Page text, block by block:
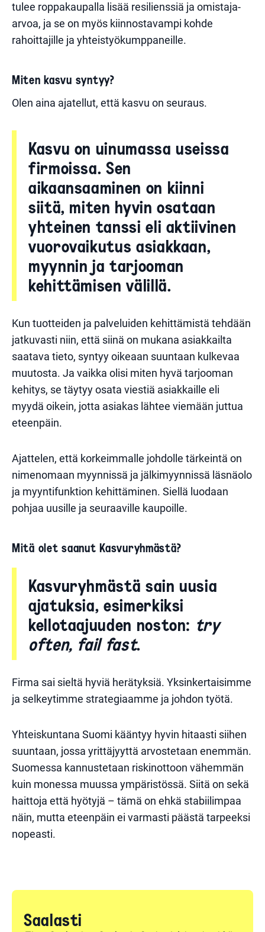
tulee roppakaupalla lisää resilienssiä ja omistaja-
arvoa, ja se on myös kiinnostavampi kohde
rahoittajille ja yhteistyökumppaneille.
Miten kasvu syntyy?
Olen aina ajatellut, että kasvu on seuraus.
Kasvu on uinumassa useissa
firmoissa. Sen
aikaansaaminen on kiinni
siitä, miten hyvin osataan
yhteinen tanssi eli aktiivinen
vuorovaikutus asiakkaan,
myynnin ja tarjooman
kehittämisen välillä.
Kun tuotteiden ja palveluiden kehittämistä tehdään
jatkuvasti niin, että siinä on mukana asiakkailta
saatava tieto, syntyy oikeaan suuntaan kulkevaa
muutosta. Ja vaikka olisi miten hyvä tarjooman
kehitys, se täytyy osata viestiä asiakkaille eli
myydä oikein, jotta asiakas lähtee viemään juttua
eteenpäin.
Ajattelen, että korkeimmalle johdolle tärkeintä on
nimenomaan myynnissä ja jälkimyynnissä läsnäolo
ja myyntifunktion kehittäminen. Siellä luodaan
pohjaa uusille ja seuraaville kaupoille.
Mitä olet saanut Kasvuryhmästä?
Kasvuryhmästä sain uusia
ajatuksia, esimerkiksi
kellotaajuuden noston: try
often, fail fast.
Firma sai sieltä hyviä herätyksiä. Yksinkertaisimme
ja selkeytimme strategiaamme ja johdon työtä.
Yhteiskuntana Suomi kääntyy hyvin hitaasti siihen
suuntaan, jossa yrittäjyyttä arvostetaan enemmän.
Suomessa kannustetaan riskinottoon vähemmän
kuin monessa muussa ympäristössä. Siitä on sekä
haittoja että hyötyjä – tämä on ehkä stabiilimpaa
näin, mutta eteenpäin ei varmasti päästä tarpeeksi
nopeasti.
Saalasti